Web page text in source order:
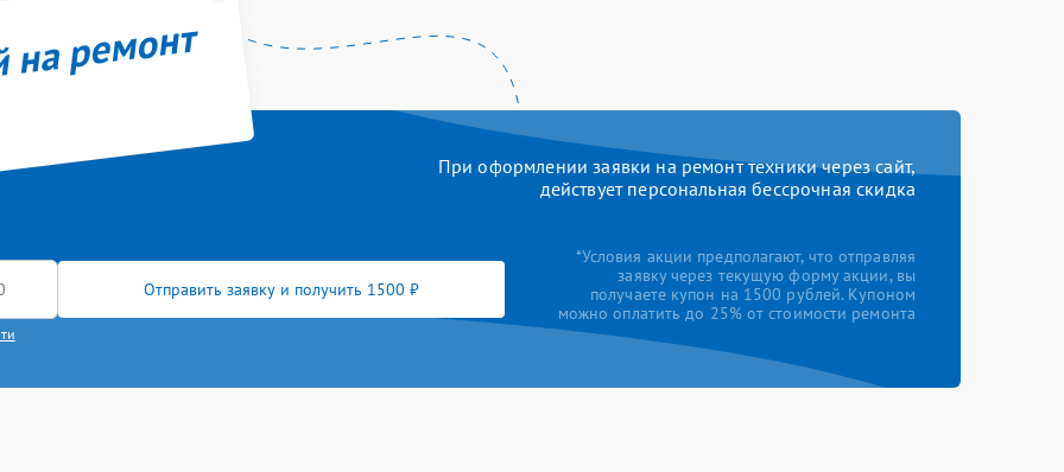
ремонт
При оформлении заявки на ремонт техники через сайт,
действует персональная бессрочная скидка
Отправить заявку и получить 1500 ₽
*Условия акции предполагают, что отправляя
заявку через текущую форму акции, вы
получаете купон на 1500 рублей. Купоном
можно оплатить до 25% от стоимости ремонта